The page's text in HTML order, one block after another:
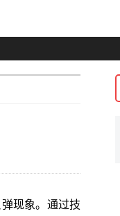
现象。通过技